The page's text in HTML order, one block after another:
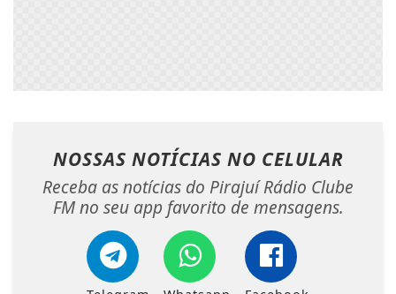
NOSSAS NOTÍCIAS NO CELULAR
Receba as notícias do Pirajuí Rádio Clube
FM no seu app favorito de mensagens.